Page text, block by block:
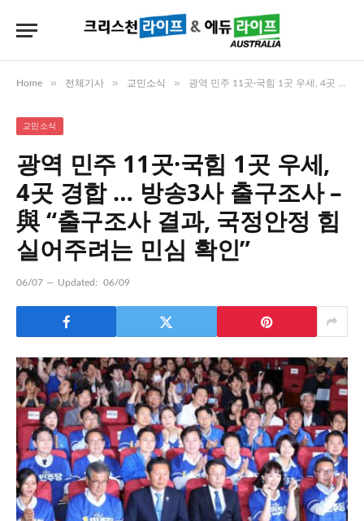
Home » 전체기사 » 교민소식 » 광역 민주 11곳·국힘 1곳 우세, 4곳 경합 … 방송3사 출구조사 – 與 “출구조사 결과, 국정안정 힘 실어주려는 민심 확인”
교민소식
광역 민주 11곳·국힘 1곳 우세,
4곳 경합 … 방송3사 출구조사 –
與 “출구조사 결과, 국정안정 힘
실어주려는 민심 확인”
06/07 Updated: 06/09